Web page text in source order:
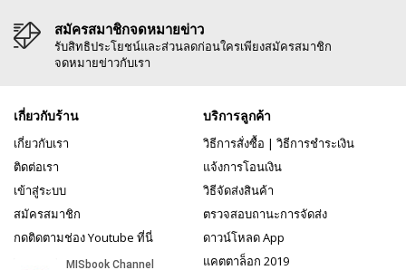
สมัครสมาชิกจดหมายข่าว
รับสิทธิประโยชน์และส่วนลดก่อนใครเพียงสมัครสมาชิก
จดหมายข่าวกับเรา
เกี่ยวกับร้าน
เกี่ยวกับเรา
ติดต่อเรา
เข้าสู่ระบบ
สมัครสมาชิก
กดติดตามช่อง Youtube ที่นี่
บริการลูกค้า
วิธีการสั่งซื้อ | วิธีการชำระเงิน
แจ้งการโอนเงิน
วิธีจัดส่งสินค้า
ตรวจสอบถานะการจัดส่ง
ดาวน์โหลด App
แคตตาล็อก 2019